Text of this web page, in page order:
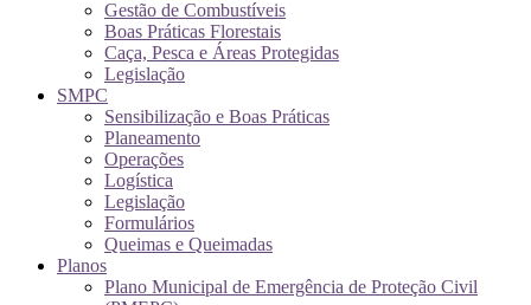
Gestão de Combustíveis
Boas Práticas Florestais
Caça, Pesca e Áreas Protegidas
Legislação
SMPC
Sensibilização e Boas Práticas
Planeamento
Operações
Logística
Legislação
Formulários
Queimas e Queimadas
Planos
Plano Municipal de Emergência de Proteção Civil